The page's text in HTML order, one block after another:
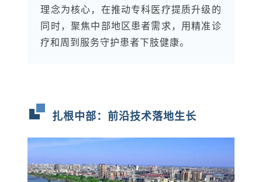
理念为核心，在推动专科医疗提质升级的
同时，聚焦中部地区患者需求，用精准诊
疗和周到服务守护患者下肢健康。
扎根中部：前沿技术落地生长